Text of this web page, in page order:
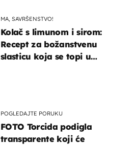
POGLEDAJTE PORUKU
FOTO Torcida podigla
transparente koji će
MA, SAVRŠENSTVO!
Kolač s limunom i sirom:
Recept za božanstvenu
slasticu koja se topi u